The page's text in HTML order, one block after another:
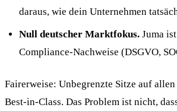
daraus, wie dein Unternehmen
Null deutscher Marktfokus. Juma
Compliance-Nachweise (DSGVO,
Fairerweise: Unbegrenzte Sitze auf
Best-in-Class. Das Problem ist nicht,